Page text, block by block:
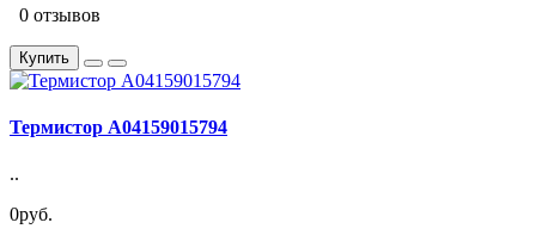
0 отзывов
Купить
Термистор A04159015794
..
0руб.